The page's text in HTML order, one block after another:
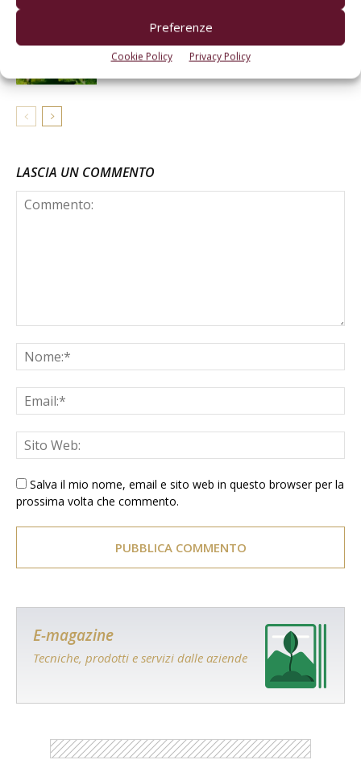
Preferenze
Cookie Policy Privacy Policy
La protezione del vigneto dalla pre-
fioritura all’allegagione
LASCIA UN COMMENTO
Salva il mio nome, email e sito web in questo browser per la
prossima volta che commento.
E-magazine
Tecniche, prodotti e servizi dalle aziende